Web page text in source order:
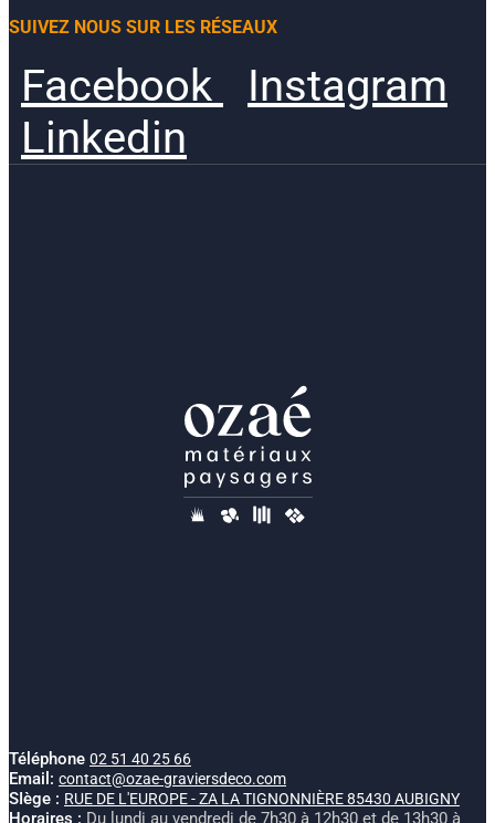
SUIVEZ NOUS SUR LES RÉSEAUX
Facebook
Instagram
Linkedin
Téléphone 02 51 40 25 66
Email: contact@ozae-graviersdeco.com
SIège : RUE DE L'EUROPE - ZA LA TIGNONNIÈRE 85430 AUBIGNY
Horaires : Du lundi au vendredi de 7h30 à 12h30 et de 13h30 à